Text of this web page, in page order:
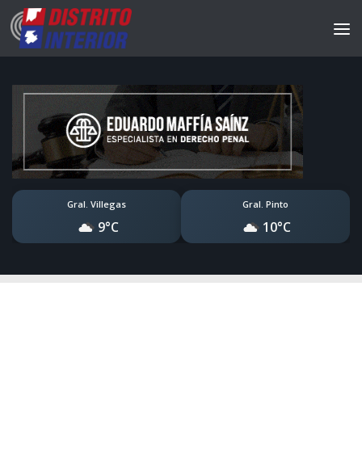
Gral. Villegas
9°C
Gral. Pinto
10°C